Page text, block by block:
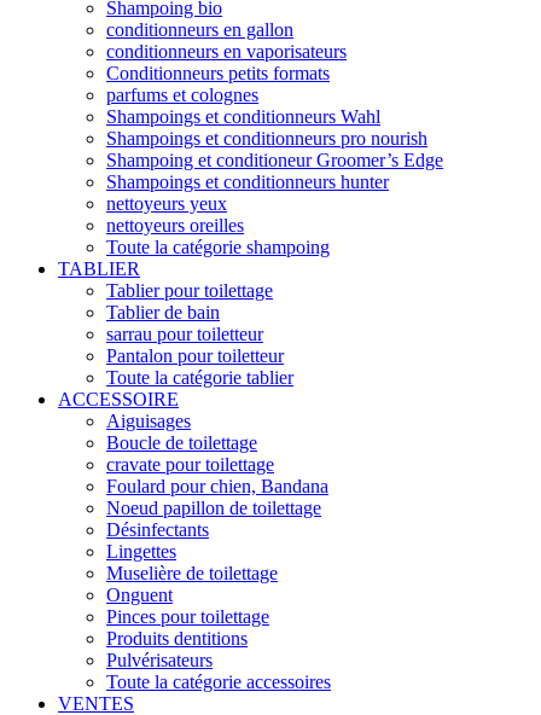
Shampoing bio
conditionneurs en gallon
conditionneurs en vaporisateurs
Conditionneurs petits formats
parfums et colognes
Shampoings et conditionneurs Wahl
Shampoings et conditionneurs pro nourish
Shampoing et conditioneur Groomer’s Edge
Shampoings et conditionneurs hunter
nettoyeurs yeux
nettoyeurs oreilles
Toute la catégorie shampoing
TABLIER
Tablier pour toilettage
Tablier de bain
sarrau pour toiletteur
Pantalon pour toiletteur
Toute la catégorie tablier
ACCESSOIRE
Aiguisages
Boucle de toilettage
cravate pour toilettage
Foulard pour chien, Bandana
Noeud papillon de toilettage
Désinfectants
Lingettes
Muselière de toilettage
Onguent
Pinces pour toilettage
Produits dentitions
Pulvérisateurs
Toute la catégorie accessoires
VENTES